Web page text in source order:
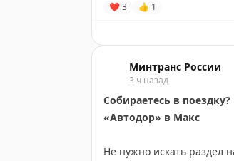
корт и
• ВНижегородской
и Замятино. Это
рельефом. Зимой здесь
соревнования по бегу.
к Ледовому дворцу –
❤ 3 👍 1
Минтранс России
3 ч назад
Собираетесь в
«Автодор» в Mакс
Не нужно искать раздел